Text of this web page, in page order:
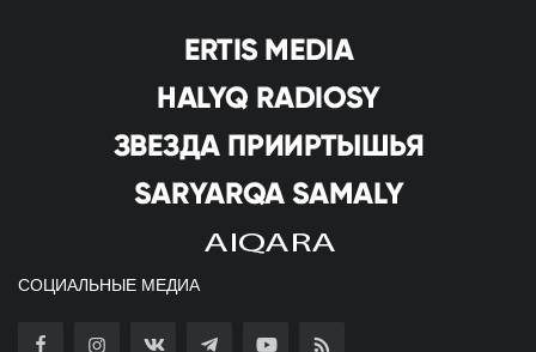
СОЦИАЛЬНЫЕ МЕДИА